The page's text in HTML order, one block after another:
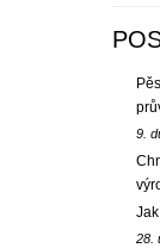
9.
28.